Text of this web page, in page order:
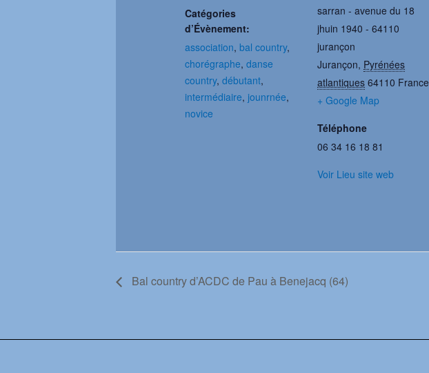
Catégories
d’Évènement:
association,bal country,
chorégraphe,danse
country,débutant,
intermédiaire, jounrnée,
novice
sarran - avenue du 18
jhuin 1940 - 64110
jurançon
Jurançon, Pyrénées
atlantiques 64110 France
+ Google Map
Téléphone
06 34 16 18 81
Voir Lieu site web
Bal country d’ACDC de Pau à Benejacq (64)